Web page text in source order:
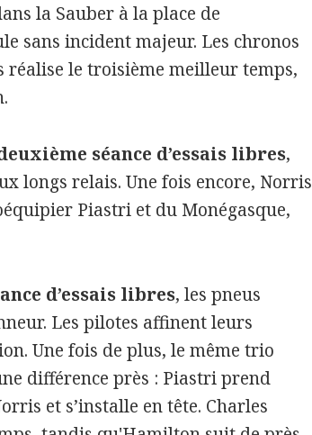
la Sauber à la place de
sans incident majeur. Les chronos
le troisième meilleur temps,
séance d’essais libres,
longs relais. Une fois encore, Norris
Piastri et du Monégasque,
d’essais libres, les pneus
Les pilotes affinent leurs
Une fois de plus, le même trio
différence près : Piastri prend
et s’installe en tête. Charles